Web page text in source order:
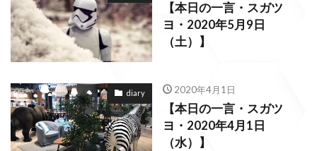
【本日の一言・スガツ
ヨ・2020年5月9日
（土）】
diary 2020年4月1日
【本日の一言・スガツ
ヨ・2020年4月1日
（水）】